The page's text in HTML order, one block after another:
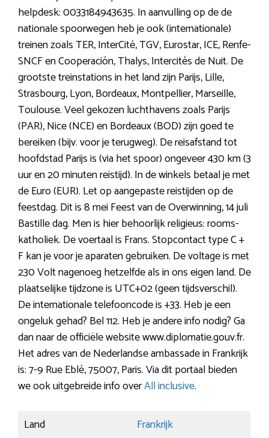
helpdesk: 0033184943635. In aanvulling op de de
nationale spoorwegen heb je ook (internationale)
treinen zoals TER, InterCité, TGV, Eurostar, ICE, Renfe-
SNCF en Cooperación, Thalys, Intercités de Nuit. De
grootste treinstations in het land zijn Parijs, Lille,
Strasbourg, Lyon, Bordeaux, Montpellier, Marseille,
Toulouse. Veel gekozen luchthavens zoals Parijs
(PAR), Nice (NCE) en Bordeaux (BOD) zijn goed te
bereiken (bijv. voor je terugweg). De reisafstand tot
hoofdstad Parijs is (via het spoor) ongeveer 430 km (3
uur en 20 minuten reistijd). In de winkels betaal je met
de Euro (EUR). Let op aangepaste reistijden op de
feestdag. Dit is 8 mei Feest van de Overwinning, 14 juli
Bastille dag. Men is hier behoorlijk religieus: rooms-
katholiek. De voertaal is Frans. Stopcontact type C +
F kan je voor je aparaten gebruiken. De voltage is met
230 Volt nagenoeg hetzelfde als in ons eigen land. De
plaatselijke tijdzone is UTC+02 (geen tijdsverschil).
De internationale telefooncode is +33. Heb je een
ongeluk gehad? Bel 112. Heb je andere info nodig? Ga
dan naar de officiële website www.diplomatie.gouv.fr.
Het adres van de Nederlandse ambassade in Frankrijk
is: 7-9 Rue Eblé, 75007, Paris. Via dit portaal bieden
we ook uitgebreide info overAll inclusive.
Land
Frankrijk